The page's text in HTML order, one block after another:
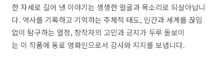
한 자세로 길어 낸 이야기는 생생한 얼굴과 목소리로 되살아납니
다. 역사를 기록하고 기억하는 주체적 태도, 인간과 세계를 끊임
없이 탐구하는 열정, 창작자의 고민과 긍지가 두루 돋보이
는 이 작품에 동료 영화인으로서 감사와 지지를 보냅니다.